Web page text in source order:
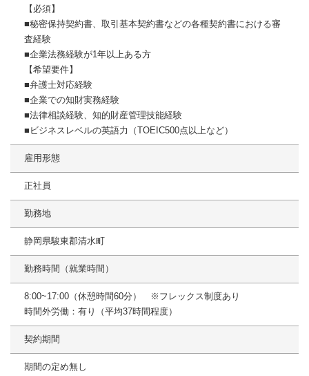
【必須】
■秘密保持契約書、取引基本契約書などの各種契約書における審
査経験
■企業法務経験が1年以上ある方
【希望要件】
■弁護士対応経験
■企業での知財実務経験
■法律相談経験、知的財産管理技能経験
■ビジネスレベルの英語力（TOEIC500点以上など）
雇用形態
正社員
勤務地
静岡県駿東郡清水町
勤務時間（就業時間）
8:00~17:00（休憩時間60分） ※フレックス制度あり
時間外労働：有り（平均37時間程度）
契約期間
期間の定め無し